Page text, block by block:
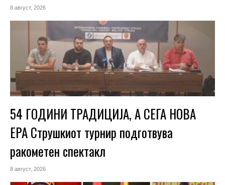
8 август, 2026
54 ГОДИНИ ТРАДИЦИЈА, А СЕГА НОВА
ЕРА Струшкиот турнир подготвува
ракометен спектакл
8 август, 2026